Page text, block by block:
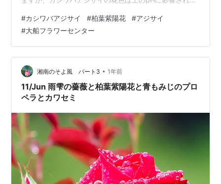
の花穂が美しいアジサイです。 カシワバアジサイの名
は、葉の形が柏の葉に似ていることが由来となっていま
す。一般的なアジサイより少し早く咲くようです。使用
カメラ・レンズ：Nikon Z7 NIKKOR Z 24-120mm F4 S
＆ NIKKOR Z 100-400mm F4.5-5.6 VR…
#カシワバアジサイ #柏葉紫陽花 #アジサイ
#大船フラワーセンター
湘南のそよ風 パート3 • 1年前
11/Jun 雨雫の薔薇と柏葉紫陽花と青もみじのプロ
ペラとカワセミ